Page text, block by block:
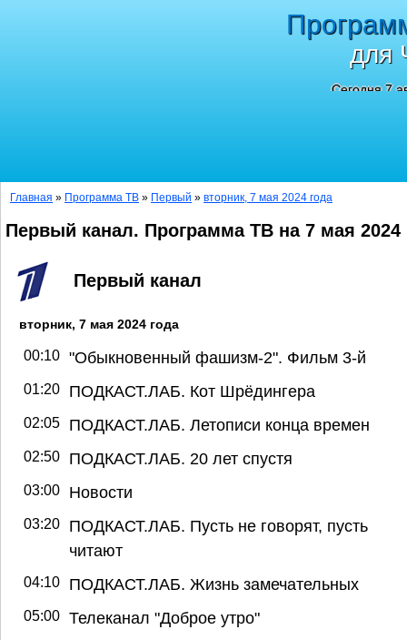
для
Сегодня 7
Главная » Программа ТВ » Первый » вторник, 7 мая 2024 года
Первый канал. Программа ТВ на 7 мая 2024
Первый канал
вторник, 7 мая 2024 года
00:10 "Обыкновенный фашизм-2". Фильм 3-й
01:20 ПОДКАСТ.ЛАБ. Кот Шрёдингера
02:05 ПОДКАСТ.ЛАБ. Летописи конца времен
02:50 ПОДКАСТ.ЛАБ. 20 лет спустя
03:00 Новости
03:20
ПОДКАСТ.ЛАБ. Пусть не говорят, пусть
читают
04:10 ПОДКАСТ.ЛАБ. Жизнь замечательных
05:00 Телеканал "Доброе утро"